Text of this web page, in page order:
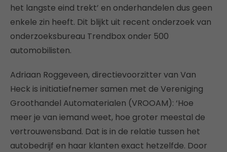
het langste eind trekt’ en onderhandelen dus geen
enkele zin heeft. Dit blijkt uit recent onderzoek van
onderzoeksbureau Trendbox onder 500
automobilisten.
Adriaan Roggeveen, directievoorzitter van Van
Heck is initiatiefnemer samen met de Vereniging
Groothandel Automaterialen (VROOAM): ‘Hoe
meer je van iemand weet, hoe groter meestal de
vertrouwensband. Dat is in de relatie tussen het
autobedrijf en haar klanten exact hetzelfde. Door